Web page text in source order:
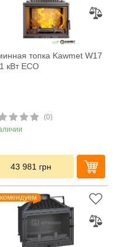
топка Kawmet W17
кВт ECO
(0)
43 981 грн